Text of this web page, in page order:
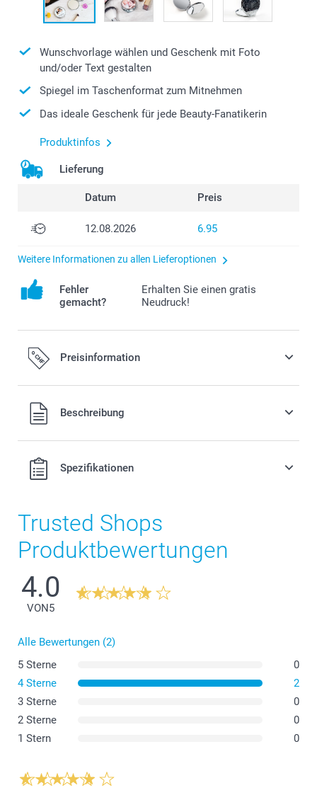
Wunschvorlage wählen und Geschenk mit Foto
und/oder Text gestalten
Spiegel im Taschenformat zum Mitnehmen
Das ideale Geschenk für jede Beauty-Fanatikerin
Produktinfos
Lieferung
Datum Preis
12.08.2026 6.95
Weitere Informationen zu allen Lieferoptionen
Fehler
gemacht?
Erhalten Sie einen gratis
Neudruck!
Preisinformation
Alle Preise verstehen sich in Schweizer Franken (CHF) inkl.
MwSt. und zzgl. Versandkosten.
Beschreibung
Spezifikationen
Trusted Shops
Produktbewertungen
4.0
VON 5
Alle Bewertungen (2)
5 Sterne
0
4 Sterne
2
3 Sterne
0
2 Sterne
0
1 Stern
0